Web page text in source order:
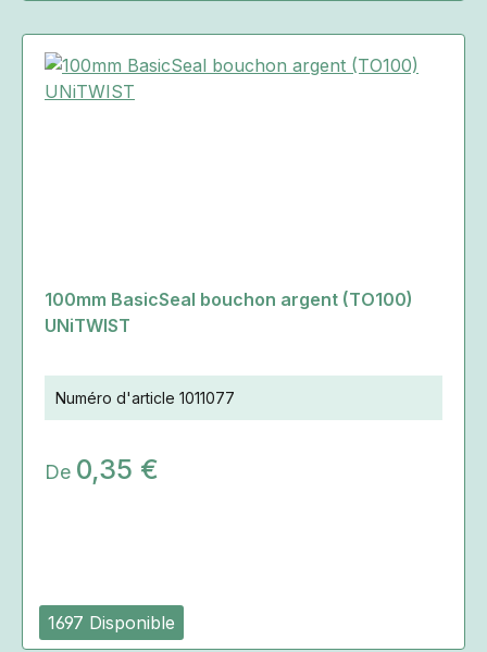
1697 Disponible
100mm BasicSeal bouchon argent (TO100)
UNiTWIST
Numéro d'article 1011077
De 0,35 €